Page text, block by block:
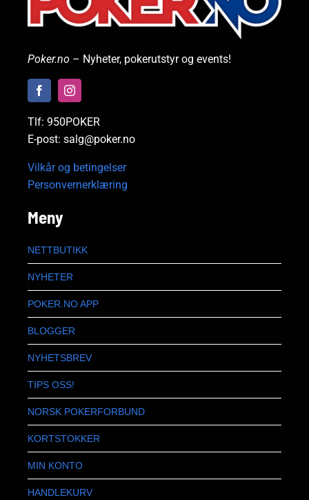
Poker.no – Nyheter, pokerutstyr og events!
Tlf: 950POKER
E-post: salg@poker.no
Vilkår og betingelser
Personvernerklæring
Meny
NETTBUTIKK
NYHETER
POKER.NO APP
BLOGGER
NYHETSBREV
TIPS OSS!
NORSK POKERFORBUND
KORTSTOKKER
MIN KONTO
HANDLEKURV